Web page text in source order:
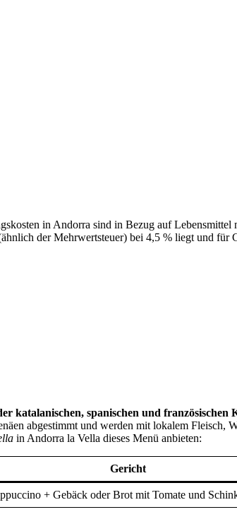
in Andorra sind in Bezug auf Lebensmittel
der Mehrwertsteuer) bei 4,5 % liegt und
katalanischen, spanischen und französischen
abgestimmt und werden mit lokalem Fleisch,
in Andorra la Vella dieses Menü anbieten:
Gericht
+ Gebäck oder Brot mit Tomate und